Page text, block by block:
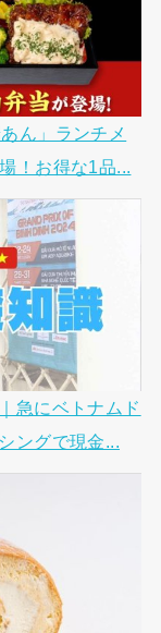
ん」ランチメ
！お得な1品...
急にベトナムド
ングで現金...